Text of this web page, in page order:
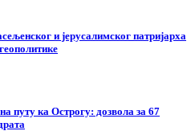
и јерусалимског патријарха
путу ка Острогу: дозвола за 67